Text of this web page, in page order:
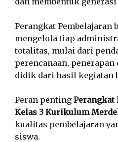
Perangkat Pembelajaran
mengelola tiap
totalitas, mulai dari
perencanaan, penerapan
didik dari hasil kegiatan
Peran penting Perangkat
Kelas 3 Kurikulum
kualitas pembelajaran
siswa.